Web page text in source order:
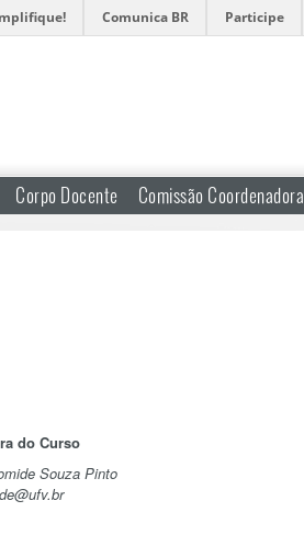
Comunica BR Participe
Corpo Docente Comissão Coordenadora
do Curso
Souza Pinto